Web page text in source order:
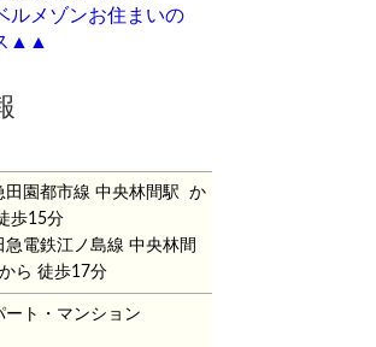
メゾンお住まいの
▲▲
田園都市線 中央林間駅 か
歩15分
急電鉄江ノ島線 中央林間
駅 から 徒歩17分
ート・マンション